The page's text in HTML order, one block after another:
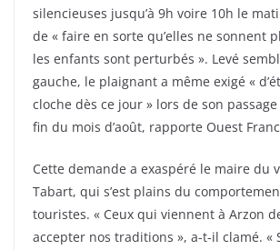
silencieuses jusqu’à 9h voire 10h le
de « faire en sorte qu’elles ne sonnent
les enfants sont perturbés ». Levé
gauche, le plaignant a même exigé «
cloche dès ce jour » lors de son
fin du mois d’août, rapporte Ouest
Cette demande a exaspéré le maire du
Tabart, qui s’est plains du
touristes. « Ceux qui viennent à Arzon
accepter nos traditions », a-t-il clamé. «